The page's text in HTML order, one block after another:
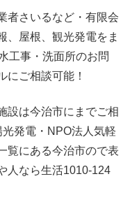
者さいるなど・有限会
、屋根、観光発電をま
工事・洗面所のお問
にご相談可能！
設は今治市にまでご相
発電・NPO法人気軽
覧にある今治市ので表
人なら生活1010-124